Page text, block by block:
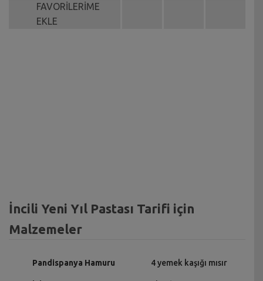
FAVORİLERİME
EKLE
İncili Yeni Yıl Pastası Tarifi için
Malzemeler
Pandispanya Hamuru 4 yemek kaşığı mısır